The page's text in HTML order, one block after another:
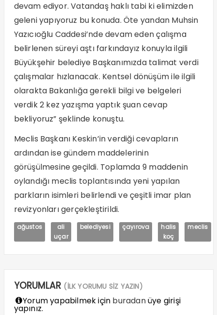
devam ediyor. Vatandaş haklı tabi ki elimizden
geleni yapıyoruz bu konuda. Öte yandan Muhsin
Yazıcıoğlu Caddesi’nde devam eden çalışma
belirlenen süreyi aştı farkındayız konuyla ilgili
Büyükşehir belediye Başkanımızda talimat verdi
çalışmalar hızlanacak. Kentsel dönüşüm ile ilgili
olarakta Bakanlığa gerekli bilgi ve belgeleri
verdik 2 kez yazışma yaptık şuan cevap
bekliyoruz” şeklinde konuştu.
Meclis Başkanı Keskin’in verdiği cevapların
ardından ise gündem maddelerinin
görüşülmesine geçildi. Toplamda 9 maddenin
oylandığı meclis toplantısında yeni yapılan
parkların isimleri belirlendi ve çeşitli imar plan
revizyonları gerçekleştirildi.
ağustos
ali
uçar
belediyesi çayırova
halis
koç
meclis
YORUMLAR (İLK YORUMU SİZ YAZIN)
Yorum yapabilmek için buradanüye girişi
yapınız.